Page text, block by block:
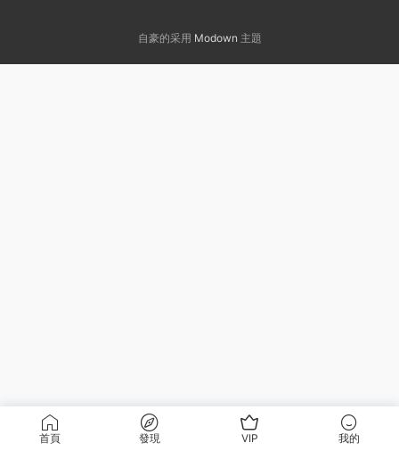
自豪的采用 Modown 主題
首頁 發現 VIP 我的